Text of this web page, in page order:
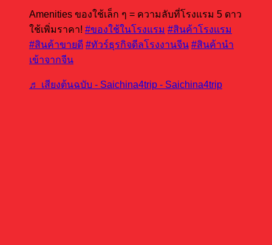
Amenities ของใช้เล็ก ๆ = ความลับที่โรงแรม 5 ดาว
ใช้เพิ่มราคา! #ของใช้ในโรงแรม #สินค้าโรงแรม
#สินค้าขายดี #ทัวร์ธุรกิจดีลโรงงานจีน #สินค้านํา
เข้าจากจีน
♬ เสียงต้นฉบับ - Saichina4trip - Saichina4trip